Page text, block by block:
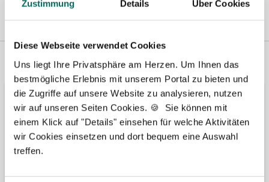
Zustimmung Details Über Cookies
Diese Webseite verwendet Cookies
Uns liegt Ihre Privatsphäre am Herzen. Um Ihnen das
bestmögliche Erlebnis mit unserem Portal zu bieten und
die Zugriffe auf unsere Website zu analysieren, nutzen
wir auf unseren Seiten Cookies. 🍪 Sie können mit
einem Klick auf "Details" einsehen für welche Aktivitäten
wir Cookies einsetzen und dort bequem eine Auswahl
treffen.
Vertreten in Wir fördern